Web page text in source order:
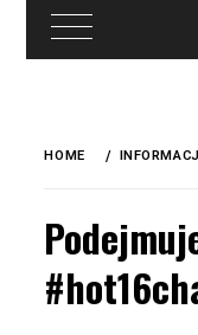
treści
HOME